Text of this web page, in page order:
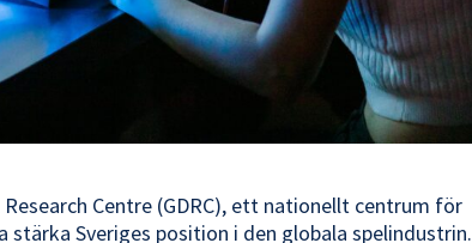
Centre (GDRC), ett nationellt centrum för
Sveriges position i den globala spelindustrin.